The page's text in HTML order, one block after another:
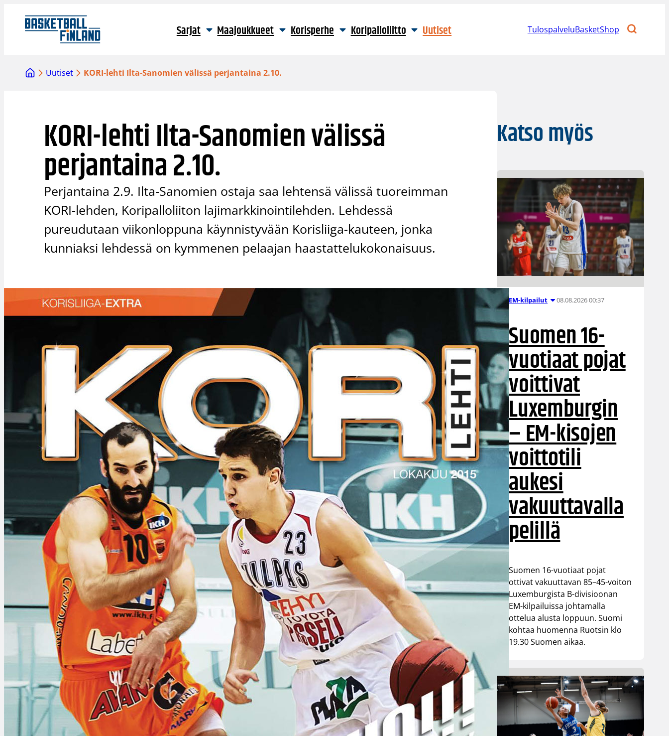
sisältöön
Sarjat Maajoukkueet Korisperhe Koripalloliitto Uutiset TulospalveluBasketShop
Uutiset KORI-lehti Ilta-Sanomien välissä perjantaina 2.10.
KORI-lehti Ilta-Sanomien välissä
perjantaina 2.10.
Perjantaina 2.9. Ilta-Sanomien ostaja saa lehtensä välissä tuoreimman
KORI-lehden, Koripalloliiton lajimarkkinointilehden. Lehdessä
pureudutaan viikonloppuna käynnistyvään Korisliiga-kauteen, jonka
kunniaksi lehdessä on kymmenen pelaajan haastattelukokonaisuus.
Katso myös
EM-kilpailut 08.08.2026 00:37
Suomen 16-
vuotiaat pojat
voittivat
Luxemburgin
– EM-kisojen
voittotili
aukesi
vakuuttavalla
pelillä
Suomen 16-vuotiaat pojat
ottivat vakuuttavan 85–45-voiton
Luxemburgista B-divisioonan
EM-kilpailuissa johtamalla
ottelua alusta loppuun. Suomi
kohtaa huomenna Ruotsin klo
19.30 Suomen aikaa.